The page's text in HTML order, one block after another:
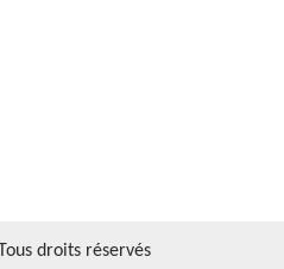
droits réservés